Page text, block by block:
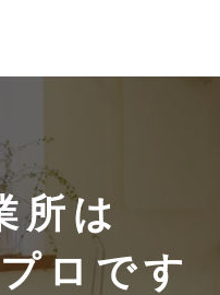
所は
ロです